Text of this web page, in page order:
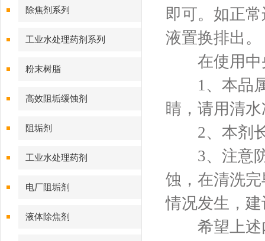
除焦剂系列
工业水处理药剂系列
粉末树脂
高效阻垢缓蚀剂
阻垢剂
工业水处理药剂
电厂阻垢剂
液体除焦剂
即可。如正
液置换排出。
在使用中
1、本品属
睛，请用清
2、本剂长
3、注意防
蚀，在清洗
情况发生，
希望上述内